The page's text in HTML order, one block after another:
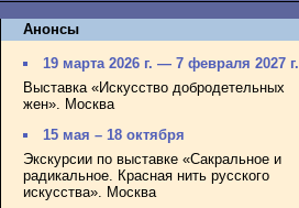
Анонсы
19 марта 2026 г. — 7 февраля 2027 г.
Выставка «Искусство добродетельных
жен». Москва
15 мая – 18 октября
Экскурсии по выставке «Сакральное и
радикальное. Красная нить русского
искусства». Москва